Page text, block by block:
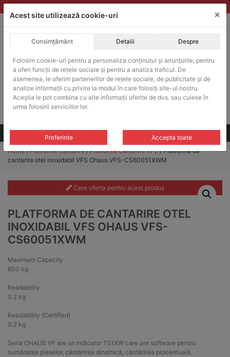
Skip
to
ACHIZITII PUBLICE
Produsele pot fi achizitionate si in sistemul SEAP / SICAP
Products
search
CAUTARE
Toate produsele
Home/Platforme cantarire/Platforme cantarire VFS/ Platforma de
cantarire otel inoxidabil VFS Ohaus VFS-CS60051XWM
Cere oferta pentru acest produs
PLATFORMA DE CANTARIRE OTEL
INOXIDABIL VFS OHAUS VFS-
CS60051XWM
Maximum Capacity
600 kg
Readability
0.2 kg
Readability (Certified)
0.2 kg
Seria OHAUS VF are un indicator T51XW care are software pentru
numărarea pieselor, cântărirea dinamică, cântărirea procentuală,
Acest site utilizează cookie-uri ×
Consimțământ Detalii Despre
Folosim cookie-uri pentru a personaliza conținutul și anunțurile, pentru
a oferi funcții de rețele sociale și pentru a analiza traficul. De
asemenea, le oferim partenerilor de rețele sociale, de publicitate și de
analize informații cu privire la modul în care folosiți site-ul nostru.
Aceștia le pot combina cu alte informații oferite de dvs. sau culese în
urma folosirii serviciilor lor.
Preferinte Accepta toate